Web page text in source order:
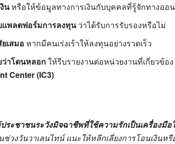
นหรือให้ข้อมูลทางการเงินกับบุคคลที่รู้จักทางออ
แพลตฟอร์มการลงทุนว่าได้รับการรับรองหรือไม่
เสมอ หากมีคนเร่งเร้าให้ลงทุนอย่างรวดเร็ว
ว่าโดนหลอกให้รีบรายงานต่อหน่วยงานที่เกี่ยวข้อง
Center (IC3)
ระชาชนระวังมิจฉาชีพที่ใช้ความรักเป็นเครื่องมื
ช่วงวันวาเลนไทน์ แนะให้หลีกเลี่ยงการโอนเงิน